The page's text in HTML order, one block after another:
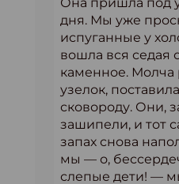
дня. Мы уже
испуганные у
вошла вся седая
каменное. Молча
узелок,
сковороду. Они,
зашипели, и тот
запах снова
мы — о,
слепые дети! —